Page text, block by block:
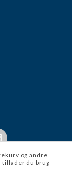
og andre
tillader du brug